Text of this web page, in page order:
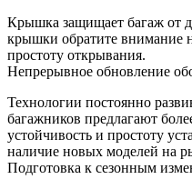
Крышка защищает багаж от
крышки обратите внимание
простоту открывания.
Непрерывное обновление
Технологии постоянно
багажников предлагают
устойчивость и простоту
наличие новых моделей на
Подготовка к сезонным